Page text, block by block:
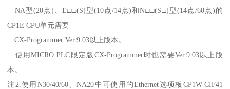
NA型(20点)、E□□(S)型(10点/14点)和N□□(S□)型(14点/60点)的
CP1E CPU单元需要
CX-Programmer Ver.9.03以上版本。
使用MICRO PLC限定版CX-Programmer时也需要Ver.9.03以上版
本。
注2.使用N30/40/60、NA20中可使用的Ethernet选项板CP1W-CIF41